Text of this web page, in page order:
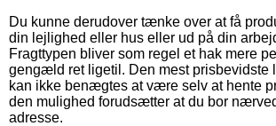
Du kunne derudover tænke over at få
din lejlighed eller hus eller ud på din
Fragttypen bliver som regel et hak mere
gengæld ret ligetil. Den mest prisbevidste
kan ikke benægtes at være selv at hente
den mulighed forudsætter at du bor
adresse.